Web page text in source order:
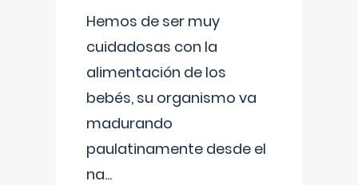
Hemos de ser muy
cuidadosas con la
alimentación de los
bebés, su organismo va
madurando
paulatinamente desde el
na...